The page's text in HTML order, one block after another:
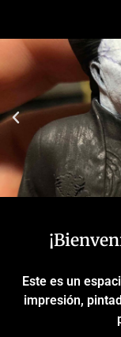
para
Este es un
impresión,